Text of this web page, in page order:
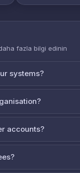
fazla bilgi edinin
systems?
accounts?